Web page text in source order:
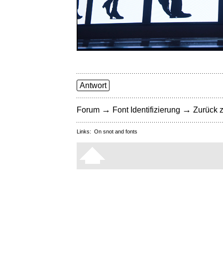
Antwort
Forum → Font Identifizierung → Zurück
Links: On snot and fonts